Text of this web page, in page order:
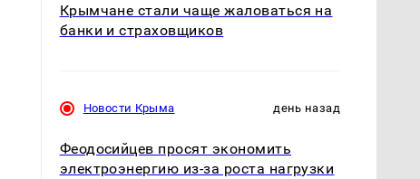
Крымчане стали чаще жаловаться на
банки и страховщиков
Новости Крыма день назад
Феодосийцев просят экономить
электроэнергию из-за роста нагрузки